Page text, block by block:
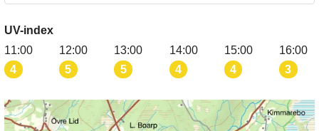
UV-index
11:00
4
12:00
5
13:00
5
14:00
4
15:00
4
16:00
3